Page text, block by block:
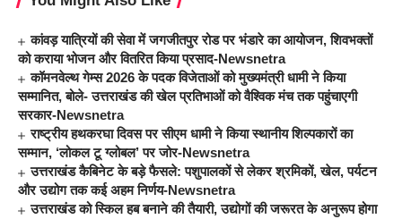
कांवड़ यात्रियों की सेवा में जगजीतपुर रोड पर भंडारे का आयोजन, शिवभक्तों
को कराया भोजन और वितरित किया प्रसाद-Newsnetra
कॉमनवेल्थ गेम्स 2026 के पदक विजेताओं को मुख्यमंत्री धामी ने किया
सम्मानित, बोले- उत्तराखंड की खेल प्रतिभाओं को वैश्विक मंच तक पहुंचाएगी
सरकार-Newsnetra
राष्ट्रीय हथकरघा दिवस पर सीएम धामी ने किया स्थानीय शिल्पकारों का
सम्मान, ‘लोकल टू ग्लोबल’ पर जोर-Newsnetra
उत्तराखंड कैबिनेट के बड़े फैसले: पशुपालकों से लेकर श्रमिकों, खेल, पर्यटन
और उद्योग तक कई अहम निर्णय-Newsnetra
उत्तराखंड को स्किल हब बनाने की तैयारी, उद्योगों की जरूरत के अनुरूप होगा